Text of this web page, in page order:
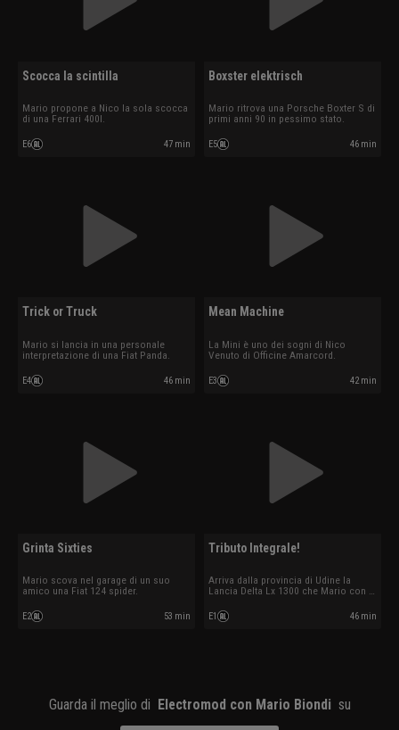
Scocca la scintilla
Mario propone a Nico la sola scocca
di una Ferrari 400I.
E6 47 min
Boxster elektrisch
Mario ritrova una Porsche Boxter S di
primi anni 90 in pessimo stato.
E5 46 min
Trick or Truck
Mario si lancia in una personale
interpretazione di una Fiat Panda.
E4 46 min
Mean Machine
La Mini è uno dei sogni di Nico
Venuto di Officine Amarcord.
E3 42 min
Grinta Sixties
Mario scova nel garage di un suo
amico una Fiat 124 spider.
E2 53 min
Tributo Integrale!
Arriva dalla provincia di Udine la
Lancia Delta Lx 1300 che Mario con la
trattare come un tributo. Mentre a
Officine Amarcord si procede alla
E1 46 min
Guarda il meglio di Electromod con Mario Biondi su